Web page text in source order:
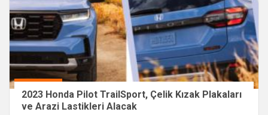
2023 Honda Pilot TrailSport, Çelik Kızak Plakaları
ve Arazi Lastikleri Alacak